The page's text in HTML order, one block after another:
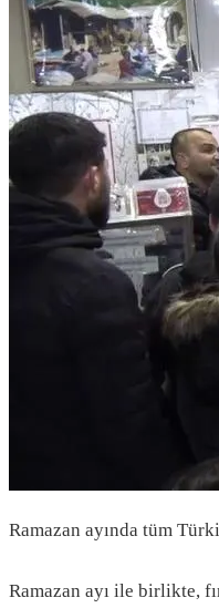
Ramazan ayında tüm
Ramazan ayı ile birlikte,